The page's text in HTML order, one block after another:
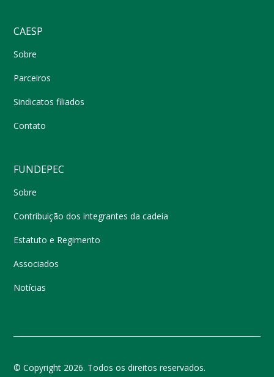
CAESP
Sobre
Parceiros
Sindicatos filiados
Contato
FUNDEPEC
Sobre
Contribuição dos integrantes da cadeia
Estatuto e Regimento
Associados
Notícias
© Copyright 2026. Todos os direitos reservados.